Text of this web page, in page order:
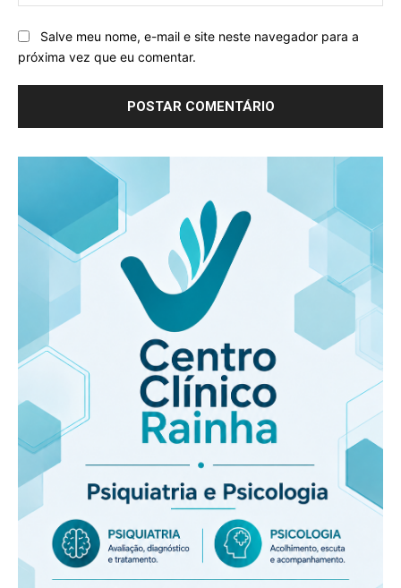
Salve meu nome, e-mail e site neste navegador para a
próxima vez que eu comentar.